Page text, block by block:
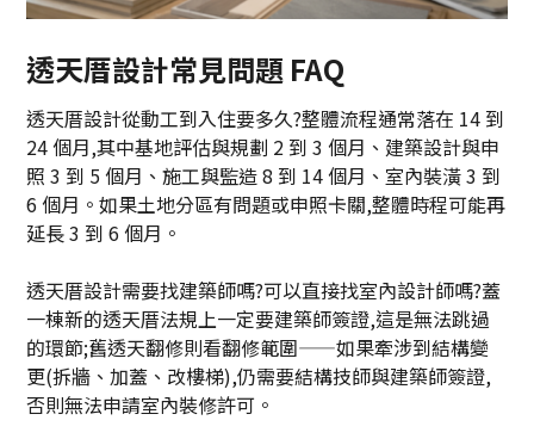
透天厝設計常見問題 FAQ
透天厝設計從動工到入住要多久?整體流程通常落在 14 到
24 個月,其中基地評估與規劃 2 到 3 個月、建築設計與申
照 3 到 5 個月、施工與監造 8 到 14 個月、室內裝潢 3 到
6 個月。如果土地分區有問題或申照卡關,整體時程可能再
延長 3 到 6 個月。
透天厝設計需要找建築師嗎?可以直接找室內設計師嗎?蓋
一棟新的透天厝法規上一定要建築師簽證,這是無法跳過
的環節;舊透天翻修則看翻修範圍——如果牽涉到結構變
更(拆牆、加蓋、改樓梯),仍需要結構技師與建築師簽證,
否則無法申請室內裝修許可。